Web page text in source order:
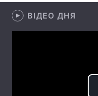
Послуги
ВІДЕО ДНЯ